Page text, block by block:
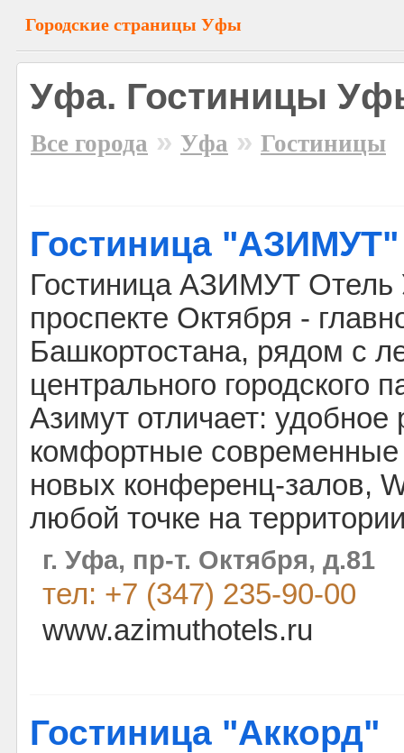
Городские страницы Уфы
Уфа. Гостиницы
Все города » Уфа » Гостиницы
Гостиница "АЗИМУТ"
Гостиница АЗИМУТ
проспекте Октября -
Башкортостана, рядом с
центрального городского
Азимут отличает: удобное
комфортные
новых конференц-залов,
любой точке на
г. Уфа, пр-т. Октября, д.81
тел: +7 (347) 235-90-00
www.azimuthotels.ru
Гостиница "Аккорд"